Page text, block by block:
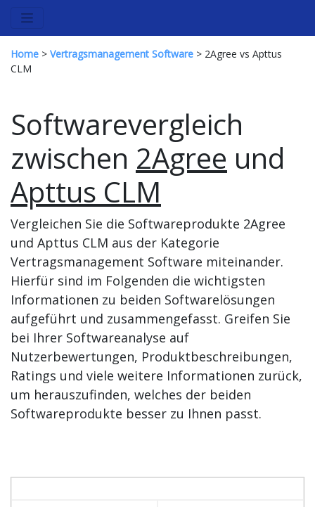
Home > Vertragsmanagement Software > 2Agree vs Apttus
CLM
Softwarevergleich
zwischen 2Agree und
Apttus CLM
Vergleichen Sie die Softwareprodukte 2Agree
und Apttus CLM aus der Kategorie
Vertragsmanagement Software miteinander.
Hierfür sind im Folgenden die wichtigsten
Informationen zu beiden Softwarelösungen
aufgeführt und zusammengefasst. Greifen Sie
bei Ihrer Softwareanalyse auf
Nutzerbewertungen, Produktbeschreibungen,
Ratings und viele weitere Informationen zurück,
um herauszufinden, welches der beiden
Softwareprodukte besser zu Ihnen passt.